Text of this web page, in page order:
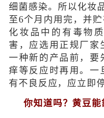
细菌感染。所以化妆
至6个月内用完，并
化妆品中的有毒物
害，应选用正规厂家
一种新的产品前，要
痒等反应时再用。一
有不良反应，应立即
你知道吗？黄豆